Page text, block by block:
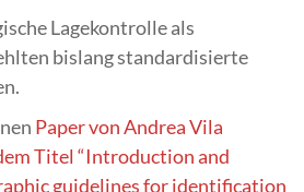
Lagekontrolle als
bislang standardisierte
Paper von Andrea Vila
Titel “Introduction and
guidelines for identification